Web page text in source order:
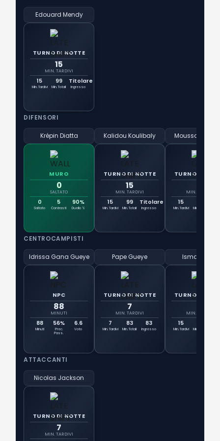
Edouard Mendy
TURNO DI NOTTE
15
MIN. TARDIVI
15
Min. Tardivi
99
Min. Totali
Titolare
Ingresso
DIFENSORI
Krépin Diatta
MURO
0
SALTATO
0
Saltato
5
Contrasti
90%
Duello %
Kalidou Koulibaly
TURNO DI NOTTE
15
MIN. TARDIVI
15
Min. Tardivi
99
Min. Totali
Titolare
Ingresso
Moussa
TURNO DI
MIN. TARDIVI
15
Min. Tardivi Min. Totali
CENTROCAMPISTI
Idrissa Gana Gueye
NPC
88
MINUTI
88
Minuti
56%
Prec.
Pass.
6.6
Voto
Pape Gueye
TURNO DI NOTTE
7
MIN. TARDIVI
7
Min. Tardivi
83
Min. Totali
83
Ingresso
Ismaïla Sarr
TURNO DI
MIN. TARDIVI
15
Min. Tardivi Min. Totali
ATTACCANTI
Nicolas Jackson
TURNO DI NOTTE
7
MIN. TARDIVI